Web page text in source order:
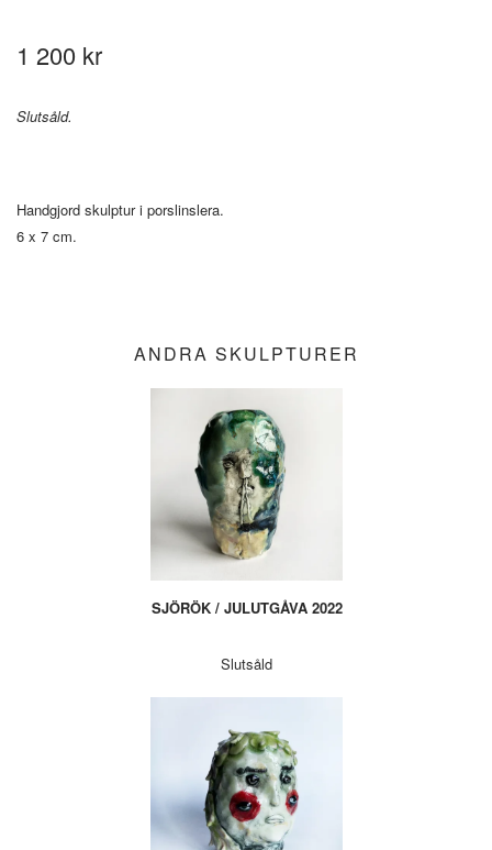
1 200 kr
Slutsåld.
Handgjord skulptur i porslinslera.
6 x 7 cm.
ANDRA SKULPTURER
SJÖRÖK / JULUTGÅVA 2022
Slutsåld